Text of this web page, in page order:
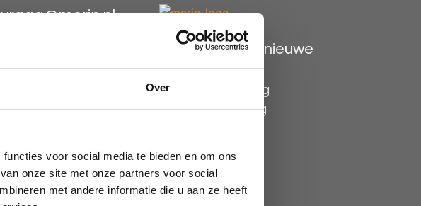
Over
voor social media te bieden en om ons
onze site met onze partners voor social
met andere informatie die u aan ze heeft
II
Amsterdam
Bekijk onze nieuwe
brochure
Privacyverklaring
Cookieverklaring